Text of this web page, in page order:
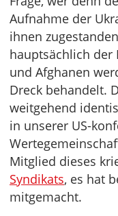
Aufnahme der
ihnen
hauptsächlich der
und Afghanen
Dreck behandelt.
weitgehend
in unserer US-
Mitglied dieses
Syndikats, es hat
mitgemacht.